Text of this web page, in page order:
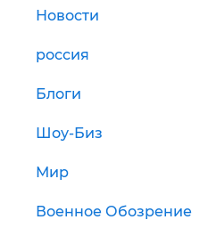
Новости
россия
Блоги
Шоу-Биз
Мир
Военное Обозрение